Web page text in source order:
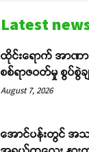
Latest
ထိုင်းရောက် အာဏ
စစ်ရာဇဝတ်မှု စွပ်စွဲခ
August 7, 2026
အောင်ပန်းတွင် အ